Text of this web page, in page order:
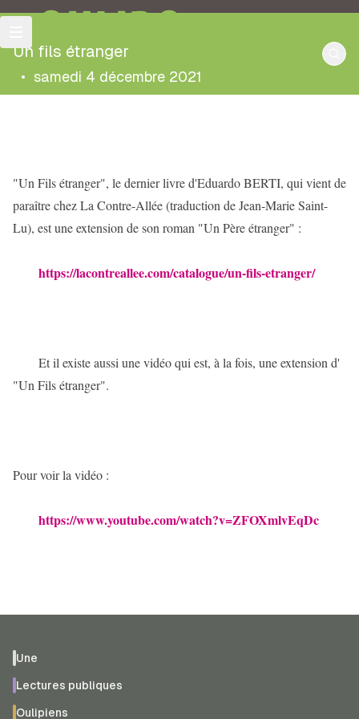
OULIPO
Un fils étranger
• samedi 4 décembre 2021
"Un Fils étranger", le dernier livre d'Eduardo BERTI, qui vient de
paraître chez La Contre-Allée (traduction de Jean-Marie Saint-
Lu), est une extension de son roman "Un Père étranger" :
https://lacontreallee.com/catalogue/un-fils-etranger/
Et il existe aussi une vidéo qui est, à la fois, une extension d'
"Un Fils étranger".
Pour voir la vidéo :
https://www.youtube.com/watch?v=ZFOXmlvEqDc
Une
Lectures publiques
Oulipiens